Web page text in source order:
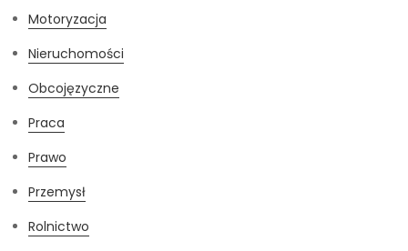
Motoryzacja
Nieruchomości
Obcojęzyczne
Praca
Prawo
Przemysł
Rolnictwo